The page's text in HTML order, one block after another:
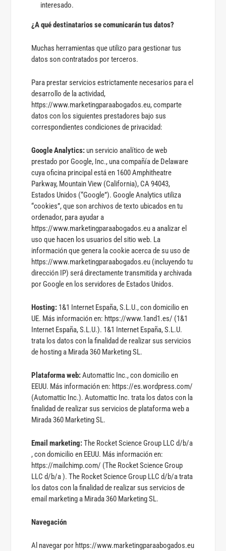
interesado.
¿A qué destinatarios se comunicarán tus datos?
Muchas herramientas que utilizo para gestionar tus
datos son contratados por terceros.
Para prestar servicios estrictamente necesarios para el
desarrollo de la actividad,
https://www.marketingparaabogados.eu, comparte
datos con los siguientes prestadores bajo sus
correspondientes condiciones de privacidad:
Google Analytics: un servicio analítico de web
prestado por Google, Inc., una compañía de Delaware
cuya oficina principal está en 1600 Amphitheatre
Parkway, Mountain View (California), CA 94043,
Estados Unidos (“Google”). Google Analytics utiliza
“cookies”, que son archivos de texto ubicados en tu
ordenador, para ayudar a
https://www.marketingparaabogados.eu a analizar el
uso que hacen los usuarios del sitio web. La
información que genera la cookie acerca de su uso de
https://www.marketingparaabogados.eu (incluyendo tu
dirección IP) será directamente transmitida y archivada
por Google en los servidores de Estados Unidos.
Hosting: 1&1 Internet España, S.L.U., con domicilio en
UE. Más información en: https://www.1and1.es/ (1&1
Internet España, S.L.U.). 1&1 Internet España, S.L.U.
trata los datos con la finalidad de realizar sus servicios
de hosting a Mirada 360 Marketing SL.
Plataforma web:Automattic Inc., con domicilio en
EEUU. Más información en: https://es.wordpress.com/
(Automattic Inc.). Automattic Inc. trata los datos con la
finalidad de realizar sus servicios de plataforma web a
Mirada 360 Marketing SL.
Email marketing:The Rocket Science Group LLC d/b/a
, con domicilio en EEUU. Más información en:
https://mailchimp.com/ (The Rocket Science Group
LLC d/b/a ). The Rocket Science Group LLC d/b/a trata
los datos con la finalidad de realizar sus servicios de
email marketing a Mirada 360 Marketing SL.
Navegación
Al navegar por https://www.marketingparaabogados.eu